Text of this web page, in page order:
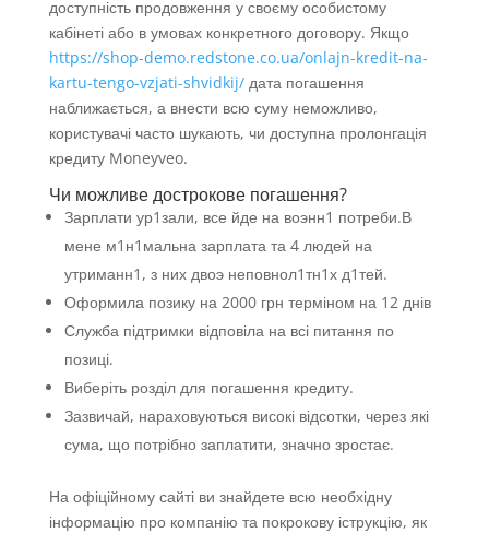
доступність продовження у своєму особистому
кабінеті або в умовах конкретного договору. Якщо
https://shop-demo.redstone.co.ua/onlajn-kredit-na-
kartu-tengo-vzjati-shvidkij/дата погашення
наближається, а внести всю суму неможливо,
користувачі часто шукають, чи доступна пролонгація
кредиту Moneyveo.
Чи можливе дострокове погашення?
Зарплати ур1зали, все йде на воэнн1 потреби.В
мене м1н1мальна зарплата та 4 людей на
утриманн1, з них двоэ неповнол1тн1х д1тей.
Оформила позику на 2000 грн терміном на 12 днів
Служба підтримки відповіла на всі питання по
позиці.
Виберіть розділ для погашення кредиту.
Зазвичай, нараховуються високі відсотки, через які
сума, що потрібно заплатити, значно зростає.
На офіційному сайті ви знайдете всю необхідну
інформацію про компанію та покрокову іструкцію, як